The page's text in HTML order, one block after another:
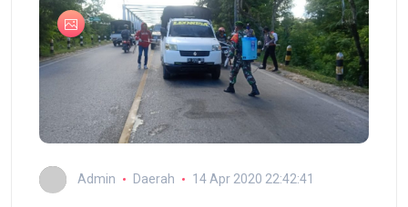
Admin Daerah 14 Apr 2020 22:42:41